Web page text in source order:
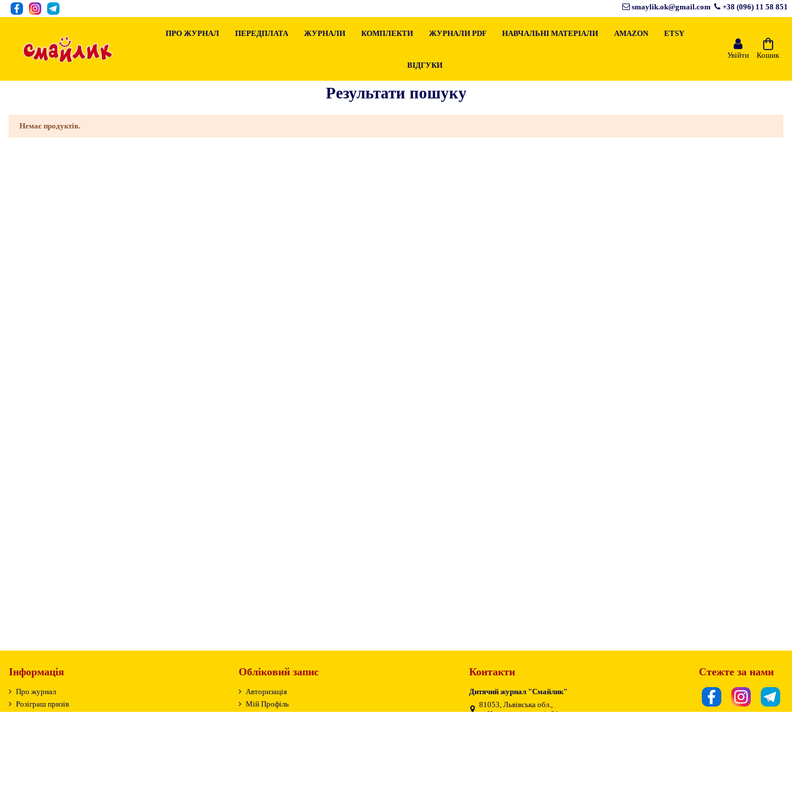
smaylik.ok@gmail.com +38 (096) 11 58 851
ПРО ЖУРНАЛ ПЕРЕДПЛАТА ЖУРНАЛИ КОМПЛЕКТИ ЖУРНАЛИ PDF НАВЧАЛЬНІ МАТЕРІАЛИ AMAZON ETSY
ВІДГУКИ
Увійти Кошик
Результати пошуку
Немає продуктів.
Інформація
Про журнал
Розіграш призів
Обліковий запис
Авторизація
Мій Профіль
Контакти
Дитячий журнал "Смайлик"
81053, Львівська обл.,
м. Новояворівськ, а/c 21
Стежте за нами